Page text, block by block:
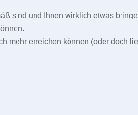
sind und Ihnen wirklich etwas
mehr erreichen können (oder doch